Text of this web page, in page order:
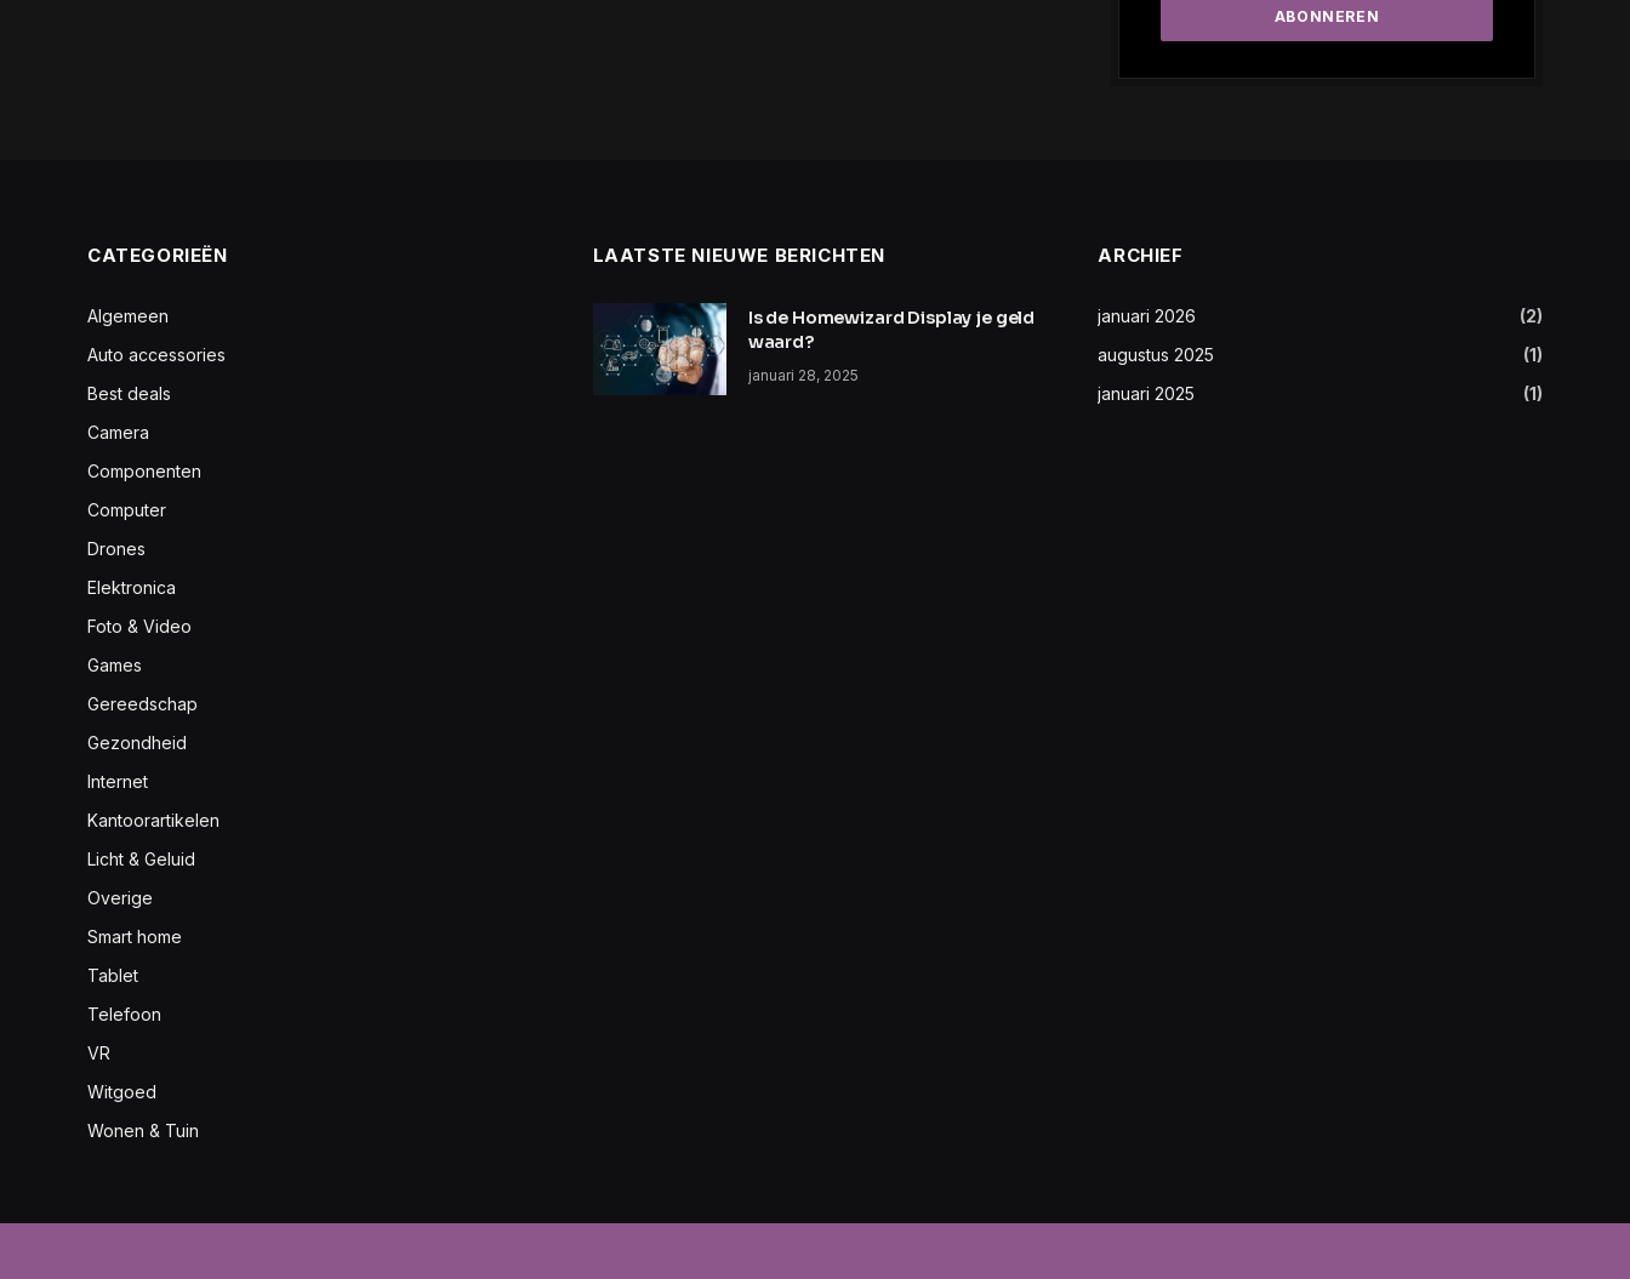
CATEGORIEËN
Algemeen
Auto accessories
Best deals
Camera
Componenten
Computer
Drones
Elektronica
Foto & Video
Games
Gereedschap
Gezondheid
Internet
Kantoorartikelen
Licht & Geluid
Overige
Smart home
Tablet
Telefoon
VR
Witgoed
Wonen & Tuin
LAATSTE NIEUWE BERICHTEN
Is de Homewizard Display je geld
waard?
januari 28, 2025
ARCHIEF
januari 2026
(2)
augustus 2025
(1)
januari 2025
(1)